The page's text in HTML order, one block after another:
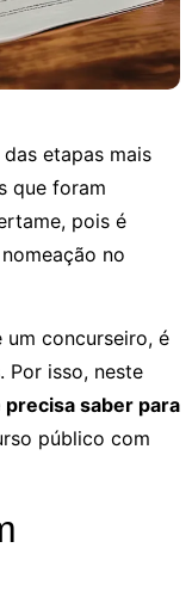
etapas mais
que foram
pois é
no
um concurseiro, é
Por isso, neste
saber para
público com